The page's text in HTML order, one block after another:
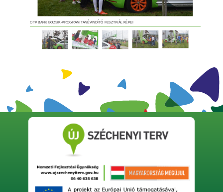
OTP BANK BOZSIK-PROGRAM TANÉVINDÍTÓ FESZTIVÁL KÉPEI